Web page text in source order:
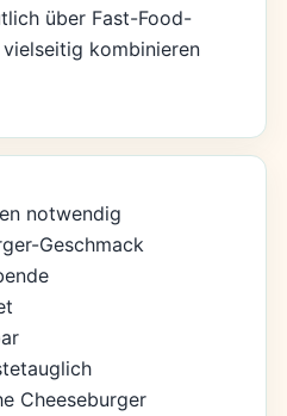
über Fast-Food-
kombinieren
notwendig
Geschmack
Cheeseburger